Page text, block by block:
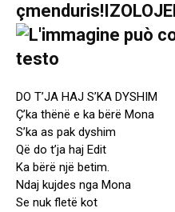
DO T’JA HAJ S’KA DYSHIM
Ç’ka thënë e ka bërë Mona
S’ka as pak dyshim
Që do t’ja haj Edit
Ka bërë një betim.
Ndaj kujdes nga Mona
Se nuk fletë kot